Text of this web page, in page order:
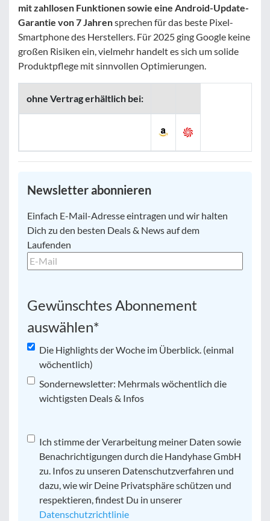
mit zahllosen Funktionen sowie eine Android-Update-
Garantie von 7 Jahrensprechen für das beste Pixel-
Smartphone des Herstellers. Für 2025 ging Google keine
großen Risiken ein, vielmehr handelt es sich um solide
Produktpflege mit sinnvollen Optimierungen.
ohne Vertrag erhältlich bei:
Newsletter abonnieren
E-
Mail*
Einfach E-Mail-Adresse eintragen und wir halten
Dich zu den besten Deals & News auf dem
Laufenden
Gewünschtes Abonnement
auswählen*
Die Highlights der Woche im Überblick. (einmal
wöchentlich)
Sondernewsletter: Mehrmals wöchentlich die
wichtigsten Deals & Infos
Datenschutz*
Ich stimme der Verarbeitung meiner Daten sowie
Benachrichtigungen durch die Handyhase GmbH
zu. Infos zu unseren Datenschutzverfahren und
dazu, wie wir Deine Privatsphäre schützen und
respektieren, findest Du in unserer
Datenschutzrichtlinie